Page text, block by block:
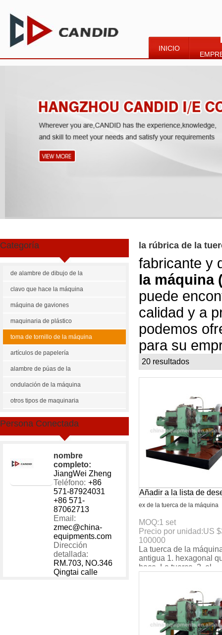
INICIO
Categoría
de alambre de dibujo de la
máquina
clavo que hace la máquina
máquina de gaviones
maquinaria de plástico
toma de tornillo de la máquina
artículos de papelería
maquinaria
alambre de púas de la
máquina
ondulación de la máquina
otros tipos de maquinaria
Persona Conectada
nombre
completo:
JiangWei Zheng
Teléfono: +86
571-87924031
+86 571-
87062713
Email:
zmec@china-
equipments.com
Dirección
detallada:
RM.703, NO.346
Qingtai calle
la rúbrica de la
fabricante y
la máquina
puede
calidad y a
podemos
para su
20 resultados
Añadir a la lista de
ex de la tuerca de la máquina
MOQ:1 set
Precio por unidad:US $
100000
La tuerca de la
antigua 1. hexagonal
hace. La tuerca. 2. el